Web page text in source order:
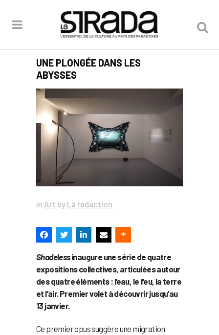
UNE PLONGÉE DANS LES
ABYSSES
in Art by La rédaction
Shadelessinaugure une série de quatre
expositions collectives, articulées autour
des quatre éléments : l’eau, le feu, la terre
et l’air. Premier volet à découvrir jusqu’au
13 janvier.
Ce premier opus suggère une migration